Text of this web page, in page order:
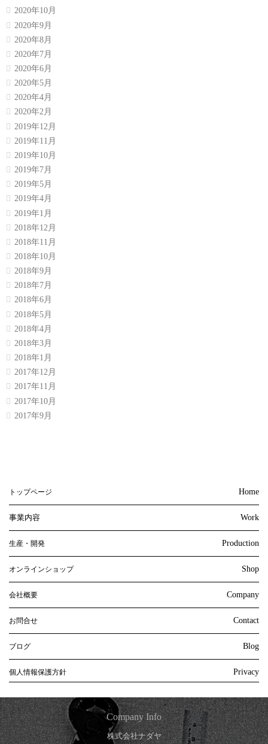
2020年10月
2020年9月
2020年8月
2020年7月
2020年6月
2020年5月
2020年4月
2020年2月
2019年12月
2019年11月
2019年10月
2019年7月
2019年5月
2019年4月
2019年1月
2018年12月
2018年11月
2018年10月
2018年9月
2018年7月
2018年6月
2018年5月
2018年4月
2018年3月
2018年1月
2017年12月
2017年11月
2017年10月
2017年9月
トップページ Home
事業内容 Work
生産・開発 Production
オンラインショップ Shop
会社概要 Company
お問合せ Contact
ブログ Blog
個人情報保護方針 Privacy
Company Info
株式会社ナダヤ